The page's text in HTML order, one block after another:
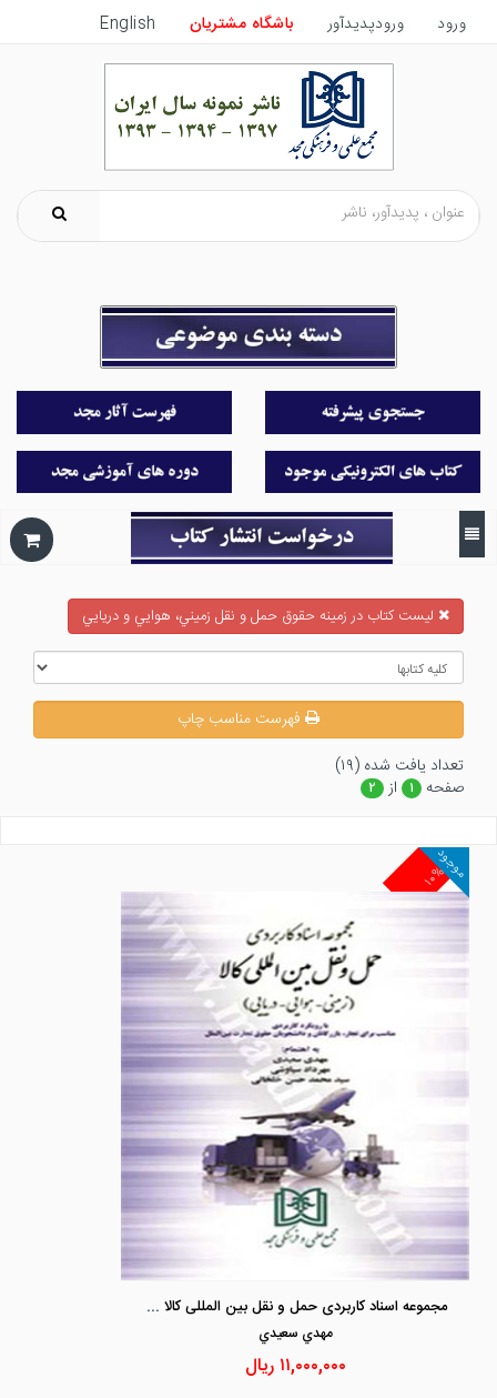
ورود ورودپدیدآور باشگاه مشتریان English
ليست كتاب در زمينه حقوق حمل و نقل زميني، هوايي و دريايي
فهرست مناسب چاپ
تعداد يافت شده (۱۹)
صفحه
۱ از ۲
۱۰%
موجود
مجموعه اسناد کاربردی حمل و نقل بین المللی کالا (زمینی - هوایی - دریایی)
مهدي سعيدي
۱۱,۰۰۰,۰۰۰ ریال